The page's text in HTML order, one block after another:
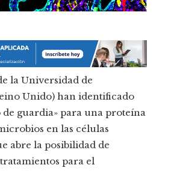
la Universidad de
Unido) han identificado
guardia» para una proteína
en las células
abre la posibilidad de
para el